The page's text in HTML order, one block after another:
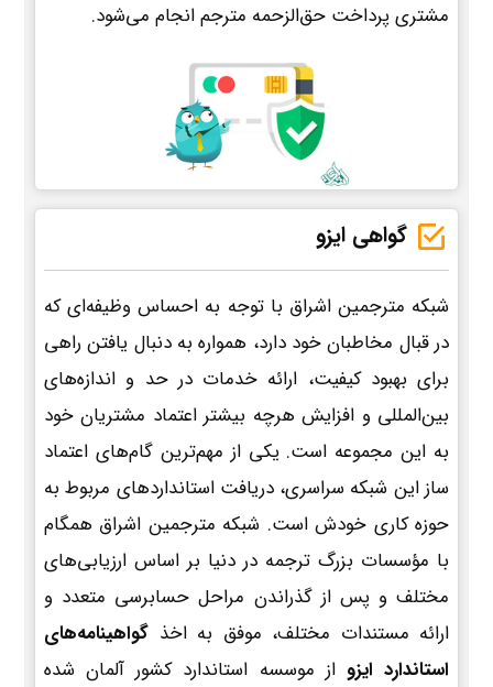
مشتری پرداخت حق‌الزحمه مترجم انجام می‌شود.
گواهی ایزو
شبکه مترجمین اشراق با توجه به احساس وظیفه‌ای که
در قبال مخاطبان خود دارد، همواره به دنبال یافتن راهی
برای بهبود کیفیت، ارائه خدمات در حد و اندازه‌های
بین‌المللی و افزایش هرچه بیشتر اعتماد مشتریان خود
به این مجموعه است. یکی از مهم‌ترین گام‌های اعتماد
ساز این شبکه سراسری، دریافت استانداردهای مربوط به
حوزه کاری خودش است. شبکه مترجمین اشراق همگام
با مؤسسات بزرگ ترجمه در دنیا بر اساس ارزیابی‌های
مختلف و پس از گذراندن مراحل حسابرسی متعدد و
ارائه مستندات مختلف، موفق به اخذ گواهینامه‌های
استاندارد ایزو از موسسه استاندارد کشور آلمان شده